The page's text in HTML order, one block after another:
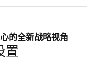
的全新战略视角
置